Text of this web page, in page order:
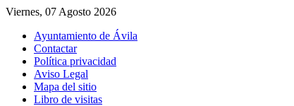
Viernes, 07 Agosto 2026
Ayuntamiento de Ávila
Contactar
Política privacidad
Aviso Legal
Mapa del sitio
Libro de visitas